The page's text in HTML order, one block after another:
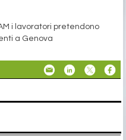
i lavoratori pretendono
a Genova